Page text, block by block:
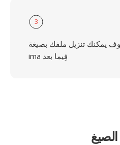
3
يمكنك تنزيل ملفك بصيغة
ima فِيما بعد